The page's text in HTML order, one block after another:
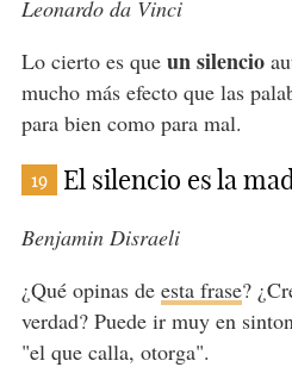
Leonardo da Vinci
Lo cierto es que un silencio
mucho más efecto que las
para bien como para mal.
19 El silencio es la
Benjamin Disraeli
¿Qué opinas de esta frase?
verdad? Puede ir muy en
"el que calla, otorga".